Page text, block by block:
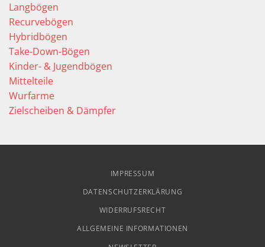
Langbögen
Recurvebögen
Hybridbögen
Take-Down-Bögen
Kinder- & Jugendbögen
Mittelteile
Wurfarme
Zielscheiben & Dämpfer
IMPRESSUM
DATENSCHUTZERKLÄRUNG
WIDERRUFSRECHT
ALLGEMEINE INFORMATIONEN